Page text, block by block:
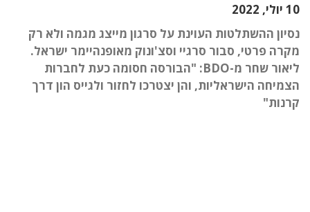
10 יולי, 2022
נסיון ההשתלטות העוינת על סרגון מייצג מגמה ולא רק
מקרה פרטי, סבור סרגיי וסצ'ונוק מאופנהיימר ישראל.
ליאור שחר מ-BDO: "הבורסה חסומה כעת לחברות
הצמיחה הישראליות, והן יצטרכו לחזור ולגייס הון דרך
קרנות"